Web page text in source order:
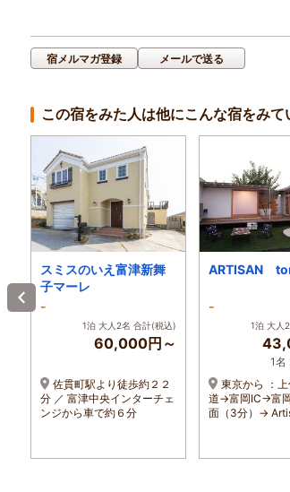
宿メルマガ登録 メールで送る
この宿をみた人は他にこんな宿をみて
スミスのいえ富津新舞
子マーレ
-
1泊 大人2名 合計(税込)
60,000円～
佐貫町駅より徒歩約２２
分 ／ 富津中央インターチェ
ンジから車で約６分
ARTISAN
-
1泊 大人
1名
東京から ：
道→富岡IC→富
面（3分）→